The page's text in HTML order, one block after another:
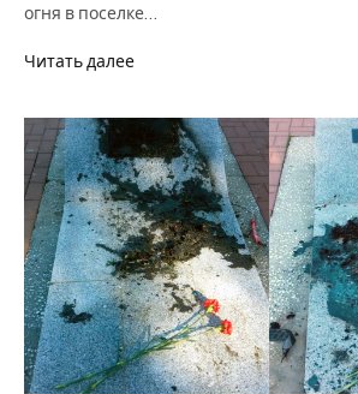
огня в поселке…
Читать далее